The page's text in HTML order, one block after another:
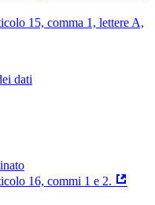
15, comma 1, lettere A,
dati
16, commi 1 e 2.